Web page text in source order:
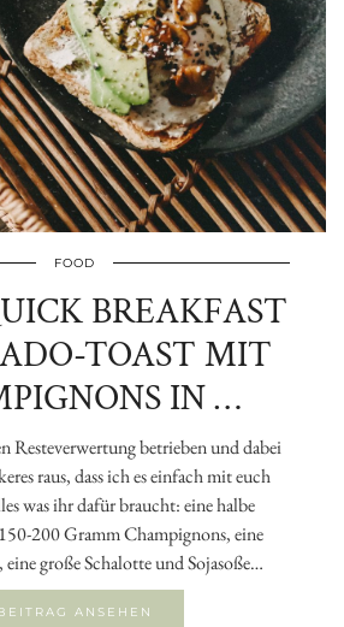
FOOD
BREAKFAST
TOAST MIT
IN …
Resteverwertung betrieben und dabei
raus, dass ich es einfach mit euch
was ihr dafür braucht: eine halbe
200 Gramm Champignons, eine
große Schalotte und Sojasoße…
ANSEHEN